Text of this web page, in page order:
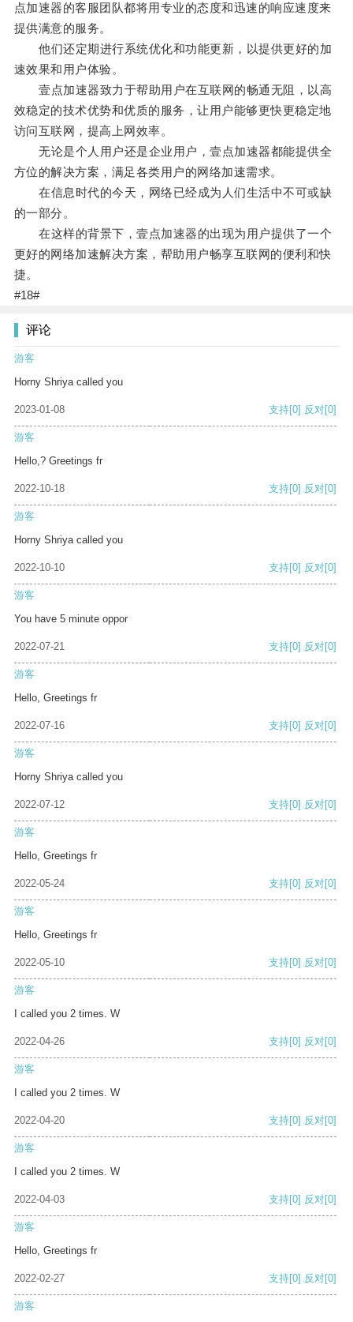
点加速器的客服团队都将用专业的态度和迅速的响应速度来
提供满意的服务。
他们还定期进行系统优化和功能更新，以提供更好的加
速效果和用户体验。
壹点加速器致力于帮助用户在互联网的畅通无阻，以高
效稳定的技术优势和优质的服务，让用户能够更快更稳定地
访问互联网，提高上网效率。
无论是个人用户还是企业用户，壹点加速器都能提供全
方位的解决方案，满足各类用户的网络加速需求。
在信息时代的今天，网络已经成为人们生活中不可或缺
的一部分。
在这样的背景下，壹点加速器的出现为用户提供了一个
更好的网络加速解决方案，帮助用户畅享互联网的便利和快
捷。
#18#
评论
游客
Horny Shriya called you
2023-01-08 支持[0] 反对[0]
游客
Hello,? Greetings fr
2022-10-18 支持[0] 反对[0]
游客
Horny Shriya called you
2022-10-10 支持[0] 反对[0]
游客
You have 5 minute oppor
2022-07-21 支持[0] 反对[0]
游客
Hello, Greetings fr
2022-07-16 支持[0] 反对[0]
游客
Horny Shriya called you
2022-07-12 支持[0] 反对[0]
游客
Hello, Greetings fr
2022-05-24 支持[0] 反对[0]
游客
Hello, Greetings fr
2022-05-10 支持[0] 反对[0]
游客
I called you 2 times. W
2022-04-26 支持[0] 反对[0]
游客
I called you 2 times. W
2022-04-20 支持[0] 反对[0]
游客
I called you 2 times. W
2022-04-03 支持[0] 反对[0]
游客
Hello, Greetings fr
2022-02-27 支持[0] 反对[0]
游客